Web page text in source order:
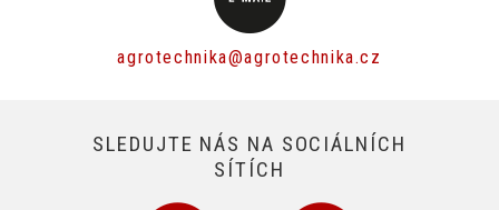
agrotechnika@agrotechnika.cz
SLEDUJTE NÁS NA SOCIÁLNÍCH
SÍTÍCH